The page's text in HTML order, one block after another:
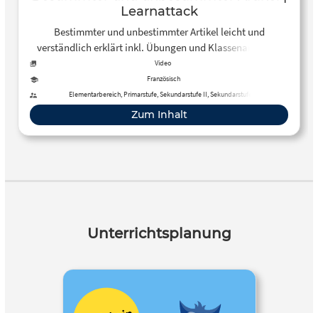
Learnattack
Bestimmter und unbestimmter Artikel leicht und
verständlich erklärt inkl. Übungen und Klassenarbeiten.
Video
Französisch
Elementarbereich, Primarstufe, Sekundarstufe II, Sekundarstufe I,
Erwachsenenbildung
Zum Inhalt
Unterrichtsplanung